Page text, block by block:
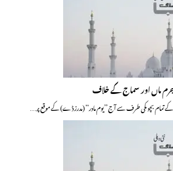
ماں اور سماج کے خلاف
کے تمام بچوںکی طرف سے آج ’’یوم مادر‘‘ (مدرز ڈے) کے موقع پر…